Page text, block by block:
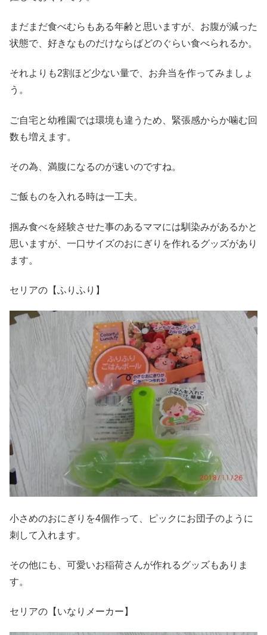
まだまだ食べむらもある年齢と思いますが、お腹が減った
状態で、好きなものだけならばどのぐらい食べられるか。
それよりも2割ほど少ない量で、お弁当を作ってみましょ
う。
ご自宅と幼稚園では環境も違うため、緊張感からか噛む回
数も増えます。
その為、満腹になるのが速いのですね。
ご飯ものを入れる時は一工夫。
掴み食べを経験させた事のあるママには馴染みがあるかと
思いますが、一口サイズのおにぎりを作れるグッズがあり
ます。
セリアの【ふりふり】
小さめのおにぎりを4個作って、ピックにお団子のように
刺して入れます。
その他にも、可愛いお稲荷さんが作れるグッズもありま
す。
セリアの【いなりメーカー】